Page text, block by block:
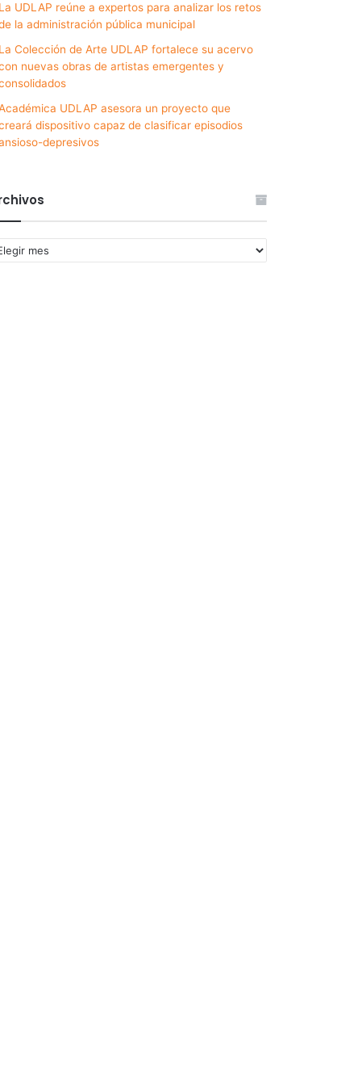
La UDLAP reúne a expertos para analizar los retos
la administración pública municipal
La Colección de Arte UDLAP fortalece su acervo
nuevas obras de artistas emergentes y
UDLAP asesora un proyecto que
dispositivo capaz de clasificar episodios
depresivos